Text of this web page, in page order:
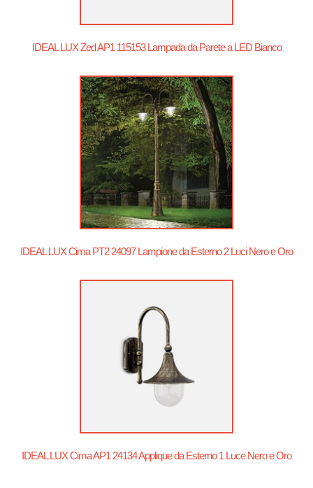
IDEAL LUX Zed AP1 115153 Lampada da Parete a LED Bianco
IDEAL LUX Cima PT2 24097 Lampione da Esterno 2 Luci Nero e Oro
IDEAL LUX Cima AP1 24134 Applique da Esterno 1 Luce Nero e Oro